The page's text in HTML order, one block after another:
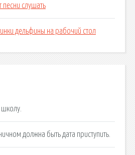
песни слушать
дельфины на рабочий стол
должна быть дата приступить.